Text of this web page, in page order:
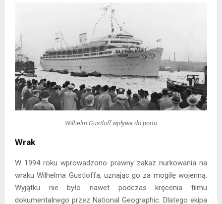
Wilhelm Gustloff wpływa do portu
Wrak
W 1994 roku wprowadzono prawny zakaz nurkowania na
wraku Wilhelma Gustloffa, uznając go za mogiłę wojenną.
Wyjątku nie było nawet podczas kręcenia filmu
dokumentalnego przez National Geographic. Dlatego ekipa